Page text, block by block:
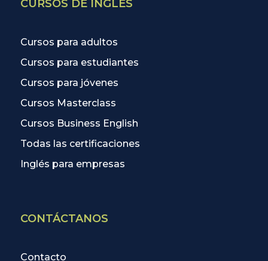
CURSOS DE INGLÉS
Cursos para adultos
Cursos para estudiantes
Cursos para jóvenes
Cursos Masterclass
Cursos Business English
Todas las certificaciones
Inglés para empresas
CONTÁCTANOS
Contacto